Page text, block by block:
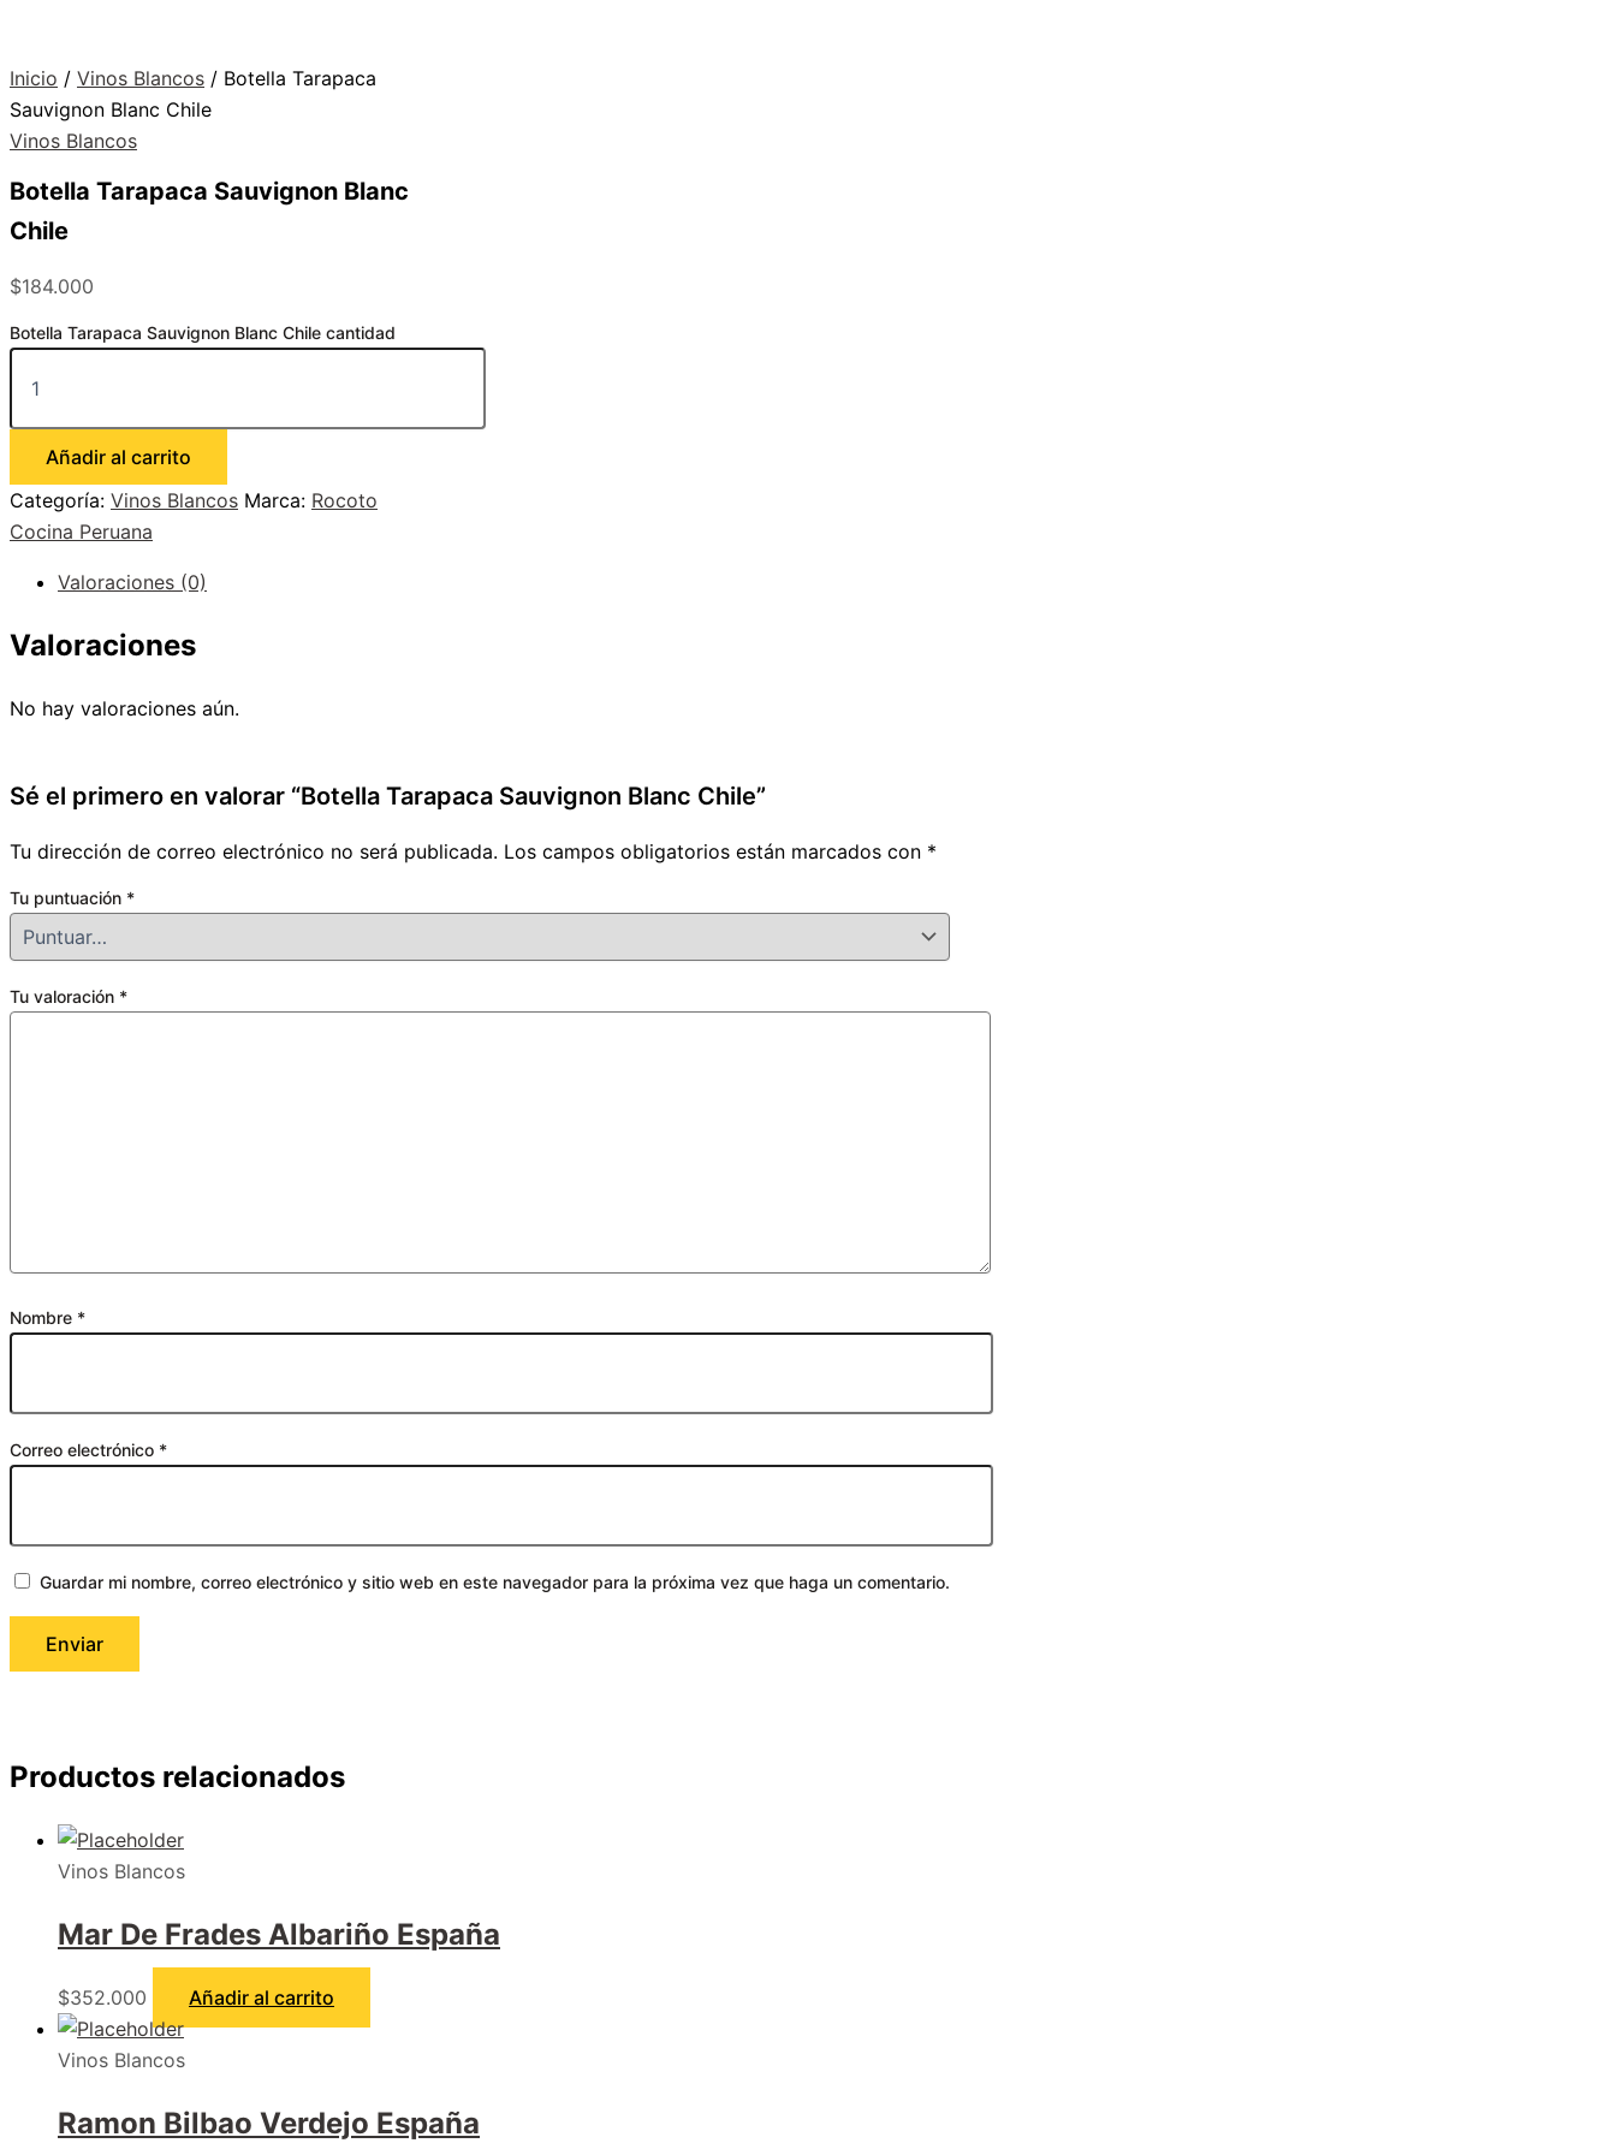
Inicio / Vinos Blancos / Botella Tarapaca
Sauvignon Blanc Chile
Vinos Blancos
Botella Tarapaca Sauvignon Blanc
Chile
$184.000
Botella Tarapaca Sauvignon Blanc Chile cantidad
Añadir al carrito
Categoría: Vinos Blancos Marca: Rocoto
Cocina Peruana
Valoraciones (0)
Valoraciones
No hay valoraciones aún.
Sé el primero en valorar “Botella Tarapaca Sauvignon Blanc Chile”
Tu dirección de correo electrónico no será publicada. Los campos obligatorios están marcados con *
Tu puntuación *
Tu valoración *
Nombre *
Correo electrónico *
Guardar mi nombre, correo electrónico y sitio web en este navegador para la próxima vez que haga un comentario.
Productos relacionados
Vinos Blancos
Mar De Frades Albariño España
$352.000 Añadir al carrito
Vinos Blancos
Ramon Bilbao Verdejo España